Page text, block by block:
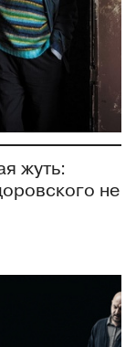
жуть:
не